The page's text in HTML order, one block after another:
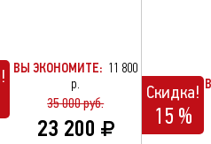
ВЫ ЭКОНОМИТЕ: 11 800
р.
35 000 руб.
23 200
Скидка!
15 %